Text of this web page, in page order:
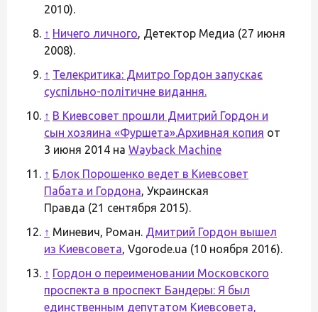
2010).
↑ Ничего личного, Детектор Медиа (27 июня
2008).
↑ Телекритика: Дмитро Гордон запускає
суспільно-політичне видання.
↑ В Киевсовет прошли Дмитрий Гордон и
сын хозяина «Фуршета».Архивная копия от
3 июня 2014 на Wayback Machine
↑ Блок Порошенко ведет в Киевсовет
Пабата и Гордона, Украинская
Правда (21 сентября 2015).
↑ Миневич, Роман. Дмитрий Гордон вышел
из Киевсовета, Vgorode.ua (10 ноября 2016).
↑ Гордон о переименовании Московского
проспекта в проспект Бандеры: Я был
единственным депутатом Киевсовета,